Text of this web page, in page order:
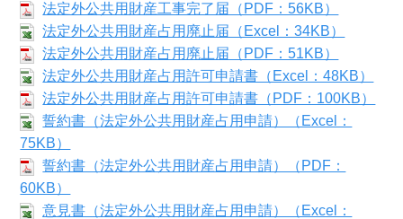
法定外公共用財産工事完了届（PDF：56KB）
法定外公共用財産占用廃止届（Excel：34KB）
法定外公共用財産占用廃止届（PDF：51KB）
法定外公共用財産占用許可申請書（Excel：48KB）
法定外公共用財産占用許可申請書（PDF：100KB）
誓約書（法定外公共用財産占用申請）（Excel：
75KB）
誓約書（法定外公共用財産占用申請）（PDF：
60KB）
意見書（法定外公共用財産占用申請）（Excel：